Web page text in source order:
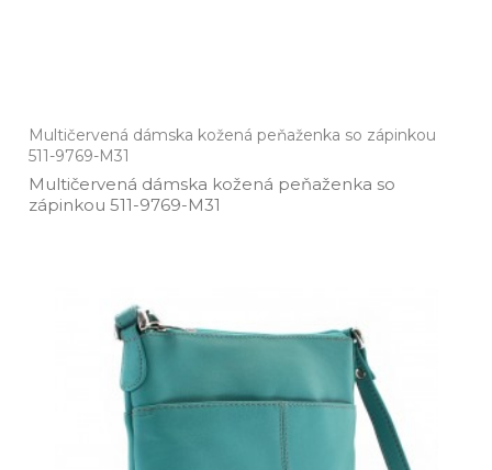
Multičervená dámska kožená peňaženka so zápinkou
511-9769-M31
Multičervená dámska kožená peňaženka so
zápinkou 511­-9769­-M31